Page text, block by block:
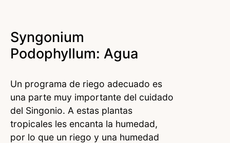
Syngonium
Podophyllum: Agua
Un programa de riego adecuado es
una parte muy importante del cuidado
del Singonio. A estas plantas
tropicales les encanta la humedad,
por lo que un riego y una humedad